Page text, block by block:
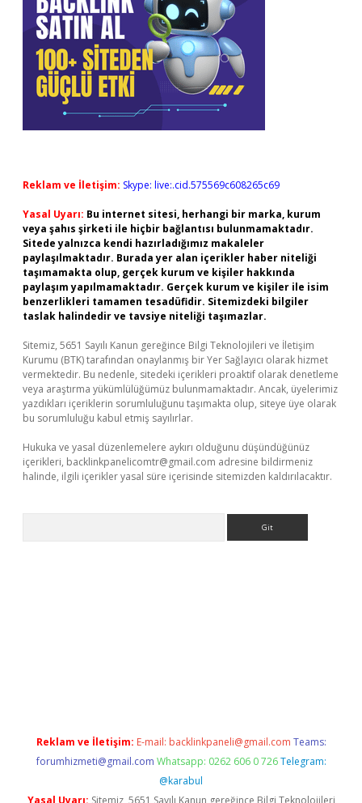
Reklam ve İletişim: Skype: live:.cid.575569c608265c69
Yasal Uyarı: Bu internet sitesi, herhangi bir marka, kurum
veya şahıs şirketi ile hiçbir bağlantısı bulunmamaktadır.
Sitede yalnızca kendi hazırladığımız makaleler
paylaşılmaktadır. Burada yer alan içerikler haber niteliği
taşımamakta olup, gerçek kurum ve kişiler hakkında
paylaşım yapılmamaktadır. Gerçek kurum ve kişiler ile isim
benzerlikleri tamamen tesadüfidir. Sitemizdeki bilgiler
taslak halindedir ve tavsiye niteliği taşımazlar.
Sitemiz, 5651 Sayılı Kanun gereğince Bilgi Teknolojileri ve İletişim
Kurumu (BTK) tarafından onaylanmış bir Yer Sağlayıcı olarak hizmet
vermektedir. Bu nedenle, sitedeki içerikleri proaktif olarak denetleme
veya araştırma yükümlülüğümüz bulunmamaktadır. Ancak, üyelerimiz
yazdıkları içeriklerin sorumluluğunu taşımakta olup, siteye üye olarak
bu sorumluluğu kabul etmiş sayılırlar.
Hukuka ve yasal düzenlemelere aykırı olduğunu düşündüğünüz
içerikleri, backlinkpanelicomtr@gmail.com adresine bildirmeniz
halinde, ilgili içerikler yasal süre içerisinde sitemizden kaldırılacaktır.
Reklam ve İletişim: E-mail: backlinkpaneli@gmail.com Teams:
forumhizmeti@gmail.com Whatsapp: 0262 606 0 726 Telegram:
@karabul
Yasal Uyarı: Sitemiz, 5651 Sayılı Kanun gereğince Bilgi Teknolojileri